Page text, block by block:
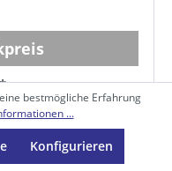
bestmögliche Erfahrung
...
Konfigurieren